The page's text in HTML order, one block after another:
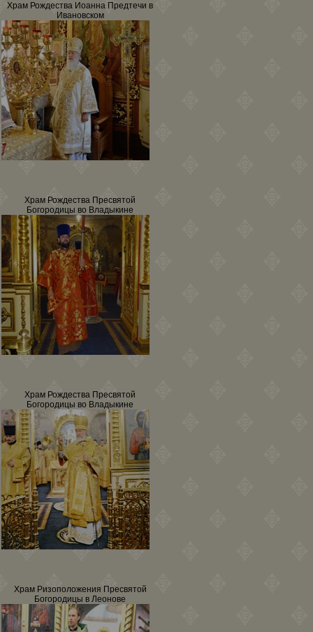
Храм Рождества Иоанна Предтечи в
Ивановском
Храм Рождества Пресвятой
Богородицы во Владыкине
Храм Рождества Пресвятой
Богородицы во Владыкине
Храм Ризоположения Пресвятой
Богородицы в Леонове